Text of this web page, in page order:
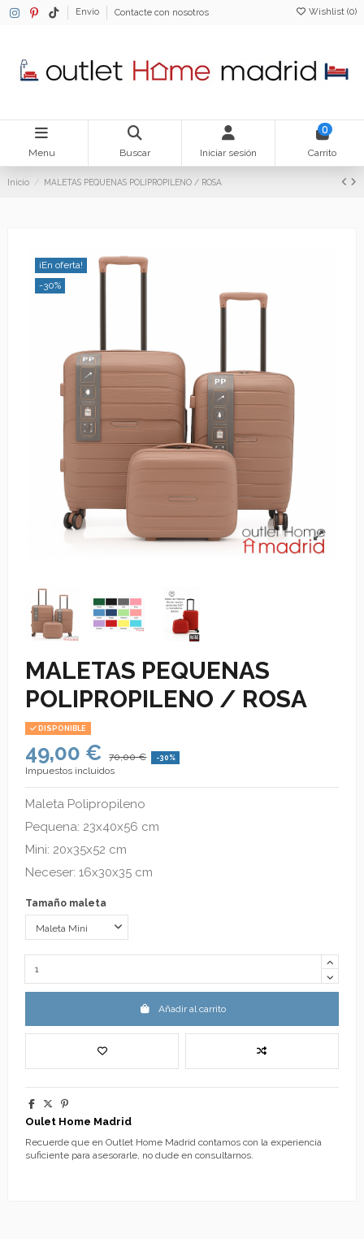
Envio Contacte con nosotros Wishlist (0)
Menu Buscar Iniciar sesión
0
Carrito
Inicio MALETAS PEQUENAS POLIPROPILENO / ROSA
¡En oferta!
-30%
MALETAS PEQUENAS
POLIPROPILENO / ROSA
DISPONIBLE
49,00 € 70,00 € -30%
Impuestos incluidos
Maleta Polipropileno
Pequena: 23x40x56 cm
Mini: 20x35x52 cm
Neceser: 16x30x35 cm
Tamaño maleta
Añadir al carrito
Oulet Home Madrid
Recuerde que en Outlet Home Madrid contamos con la experiencia
suficiente para asesorarle, no dude en consultarnos.